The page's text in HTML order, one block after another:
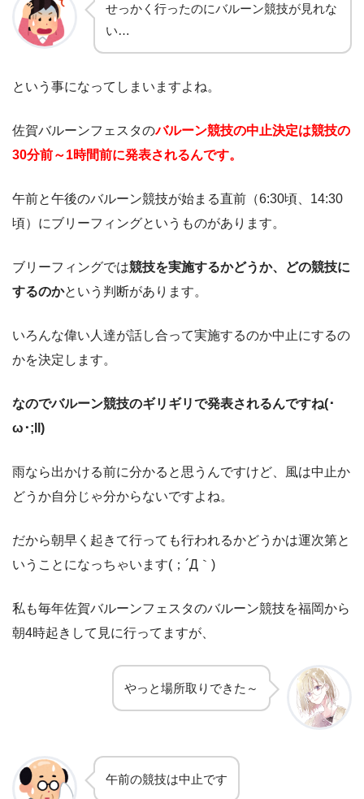
せっかく行ったのにバルーン競技が見れな
い…
という事になってしまいますよね。
佐賀バルーンフェスタのバルーン競技の中止決定は競技の
30分前～1時間前に発表されるんです。
午前と午後のバルーン競技が始まる直前（6:30頃、14:30
頃）にブリーフィングというものがあります。
ブリーフィングでは競技を実施するかどうか、どの競技に
するのかという判断があります。
いろんな偉い人達が話し合って実施するのか中止にするの
かを決定します。
なのでバルーン競技のギリギリで発表されるんですね(･
ω･;ll)
雨なら出かける前に分かると思うんですけど、風は中止か
どうか自分じゃ分からないですよね。
だから朝早く起きて行っても行われるかどうかは運次第と
いうことになっちゃいます(；´Д｀)
私も毎年佐賀バルーンフェスタのバルーン競技を福岡から
朝4時起きして見に行ってますが、
やっと場所取りできた～
午前の競技は中止です